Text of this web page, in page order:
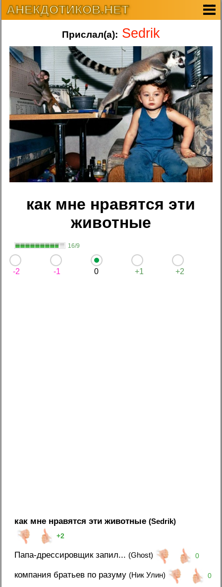
АНЕКДОТИКОВ.НЕТ
Прислал(а): Sedrik
как мне нравятся эти
животные
16/9
-2 -1 0 +1 +2
как мне нравятся эти животные(Sedrik)
+2
Папа-дрессировщик запил... (Ghost) 0
компания братьев по разуму (Ник Улин) 0